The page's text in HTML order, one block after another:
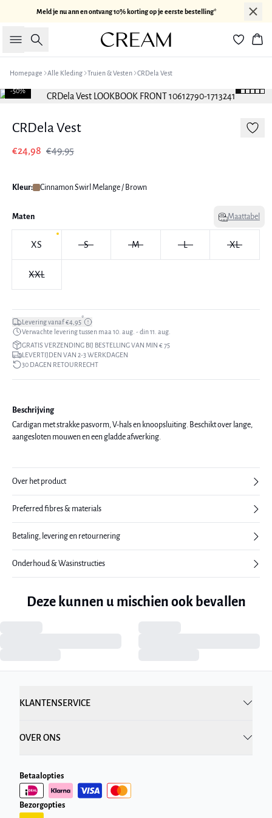
Meld je nu ann en ontvang 10% korting op je eerste bestelling*
Zoeken
Homepage Alle Kleding Truien & Vesten CRDela Vest
-50%
CRDela Vest
€24,98 €49,95
Kleur: Cinnamon Swirl Melange / Brown
Maten Maattabel
XS S M L XL
XXL
Levering vanaf €4,95*
Verwachte levering tussen maa 10. aug. - din 11. aug.
GRATIS VERZENDING BIJ BESTELLING VAN MIN € 75
LEVERTIJDEN VAN 2-3 WERKDAGEN
30 DAGEN RETOURRECHT
Beschrijving
Cardigan met strakke pasvorm, V-hals en knoopsluiting. Beschikt over lange,
aangesloten mouwen en een gladde afwerking.
Over het product
Preferred fibres & materials
Betaling, levering en retournering
Onderhoud & Wasinstructies
Deze kunnen u mischien ook bevallen
KLANTENSERVICE
OVER ONS
Betaalopties
Bezorgopties